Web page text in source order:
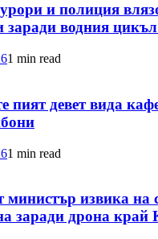
и полиция
водния
1 min read
пият девет вида
1 min read
извика на
заради дрона край